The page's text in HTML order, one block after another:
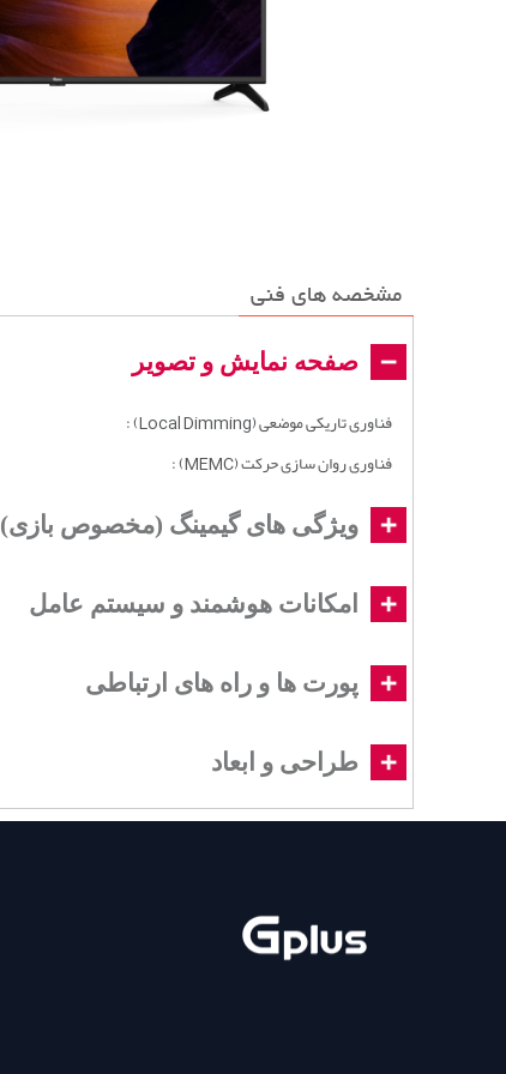
مشخصه های فنی
صفحه نمایش و تصویر
فناوری تاریکی موضعی (Local Dimming) :
فناوری روان سازی حرکت (MEMC) :
ویژگی های گیمینگ (مخصوص بازی)
امکانات هوشمند و سیستم عامل
پورت ها و راه های ارتباطی
طراحی و ابعاد